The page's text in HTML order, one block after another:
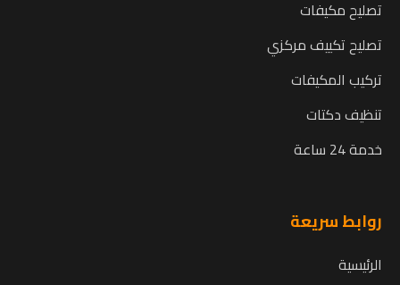
تصليح مكيفات
تصليح تكييف مركزي
تركيب المكيفات
تنظيف دكتات
خدمة 24 ساعة
روابط سريعة
الرئيسية